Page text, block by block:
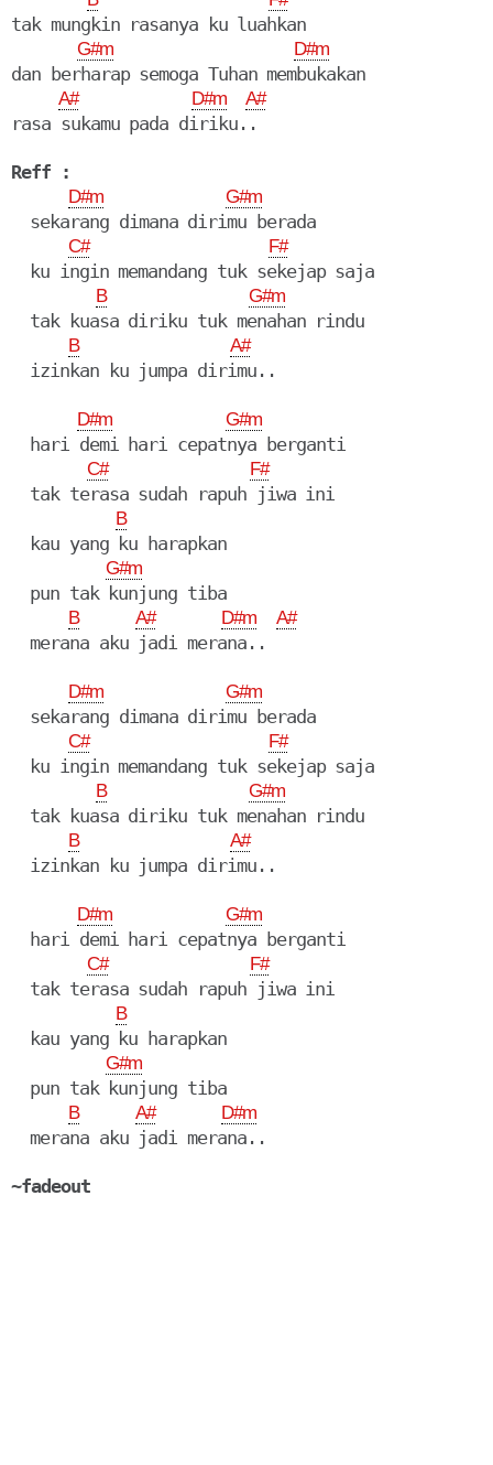
tak mungkin rasanya ku luahkan
G#m D#m
dan berharap semoga Tuhan membukakan
A# D#m A#
rasa sukamu pada diriku..
Reff :
D#m G#m
  sekarang dimana dirimu berada
C# F#
  ku ingin memandang tuk sekejap saja
B G#m
  tak kuasa diriku tuk menahan rindu
B A#
  izinkan ku jumpa dirimu..
D#m G#m
  hari demi hari cepatnya berganti
C# F#
  tak terasa sudah rapuh jiwa ini
B
  kau yang ku harapkan
G#m
  pun tak kunjung tiba
B A# D#m A#
  merana aku jadi merana..
D#m G#m
  sekarang dimana dirimu berada
C# F#
  ku ingin memandang tuk sekejap saja
B G#m
  tak kuasa diriku tuk menahan rindu
B A#
  izinkan ku jumpa dirimu..
D#m G#m
  hari demi hari cepatnya berganti
C# F#
  tak terasa sudah rapuh jiwa ini
B
  kau yang ku harapkan
G#m
  pun tak kunjung tiba
B A# D#m
  merana aku jadi merana..
~fadeout